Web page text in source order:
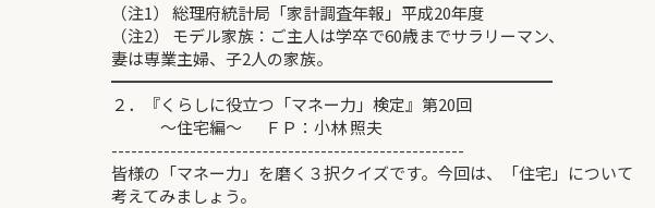
（注1） 総理府統計局「家計調査年報」平成20年度
（注2） モデル家族：ご主人は学卒で60歳までサラリーマン、
妻は専業主婦、子2人の家族。
━━━━━━━━━━━━━━━━━━━━━━━━━━━
２．『くらしに役立つ「マネー力」検定』第20回
～住宅編～ ＦＰ：小林 照夫
------------------------------------------------------
皆様の「マネー力」を磨く３択クイズです。今回は、「住宅」について
考えてみましょう。